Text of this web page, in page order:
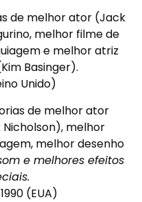
de melhor ator (Jack
melhor filme de
e melhor atriz
Basinger).
Unido)
de melhor ator
melhor
melhor desenho
e melhores efeitos
(EUA)